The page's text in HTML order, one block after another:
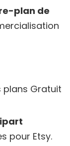
plan de
plans Gratuit
pour Etsy.